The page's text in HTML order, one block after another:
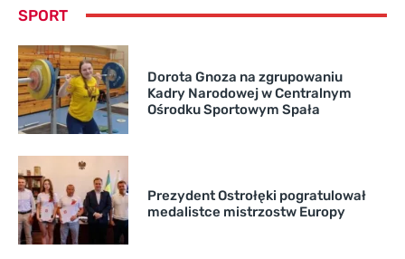
SPORT
Dorota Gnoza na zgrupowaniu
Kadry Narodowej w Centralnym
Ośrodku Sportowym Spała
Prezydent Ostrołęki pogratulował
medalistce mistrzostw Europy